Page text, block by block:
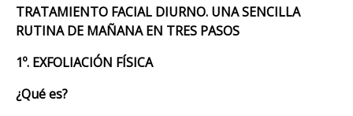
TRATAMIENTO FACIAL DIURNO. UNA SENCILLA
RUTINA DE MAÑANA EN TRES PASOS
1º. EXFOLIACIÓN FÍSICA
¿Qué es?